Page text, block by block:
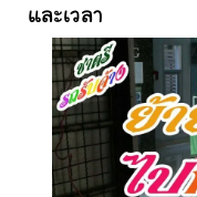
และเวลา